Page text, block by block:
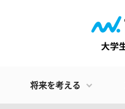
将来を考える